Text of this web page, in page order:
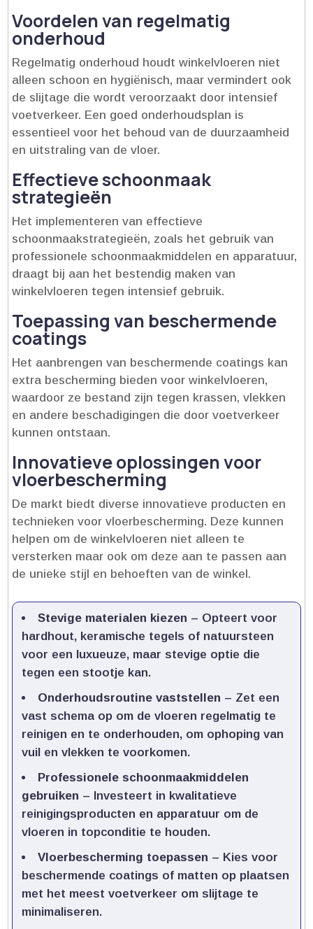
Voordelen van regelmatig
onderhoud
Regelmatig onderhoud houdt winkelvloeren niet
alleen schoon en hygiënisch, maar vermindert ook
de slijtage die wordt veroorzaakt door intensief
voetverkeer.​ Een goed onderhoudsplan is
essentieel voor het behoud van de duurzaamheid
en uitstraling van de vloer.​
Effectieve schoonmaak
strategieën
Het implementeren van effectieve
schoonmaakstrategieën, zoals het gebruik van
professionele schoonmaakmiddelen en apparatuur,
draagt bij aan het bestendig maken van
winkelvloeren tegen intensief gebruik.​
Toepassing van beschermende
coatings
Het aanbrengen van beschermende coatings kan
extra bescherming bieden voor winkelvloeren,
waardoor ze bestand zijn tegen krassen, vlekken
en andere beschadigingen die door voetverkeer
kunnen ontstaan.​
Innovatieve oplossingen voor
vloerbescherming
De markt biedt diverse innovatieve producten en
technieken voor vloerbescherming.​ Deze kunnen
helpen om de winkelvloeren niet alleen te
versterken maar ook om deze aan te passen aan
de unieke stijl en behoeften van de winkel.​
Stevige materialen kiezen – Opteert voor
hardhout, keramische tegels of natuursteen
voor een luxueuze, maar stevige optie die
tegen een stootje kan.​
Onderhoudsroutine vaststellen – Zet een
vast schema op om de vloeren regelmatig te
reinigen en te onderhouden, om ophoping van
vuil en vlekken te voorkomen.​
Professionele schoonmaakmiddelen
gebruiken – Investeert in kwalitatieve
reinigingsproducten en apparatuur om de
vloeren in topconditie te houden.​
Vloerbescherming toepassen – Kies voor
beschermende coatings of matten op plaatsen
met het meest voetverkeer om slijtage te
minimaliseren.​